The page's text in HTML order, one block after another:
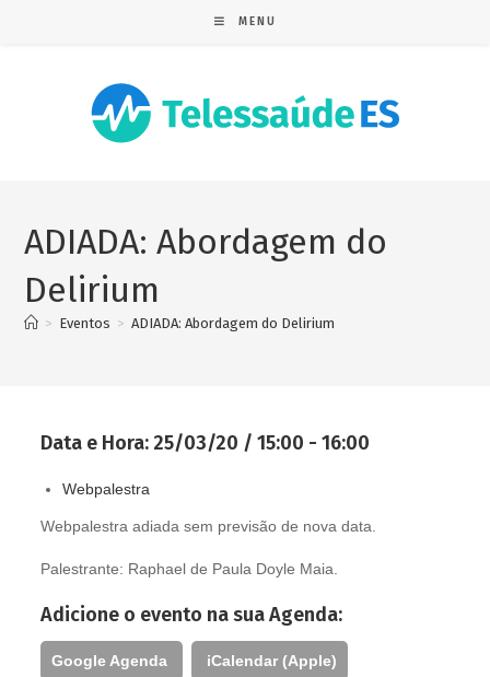
MENU
ADIADA: Abordagem do
Delirium
> Eventos > ADIADA: Abordagem do Delirium
Data e Hora: 25/03/20 / 15:00 - 16:00
Webpalestra
Webpalestra adiada sem previsão de nova data.
Palestrante: Raphael de Paula Doyle Maia.
Adicione o evento na sua Agenda:
Google Agenda iCalendar (Apple)